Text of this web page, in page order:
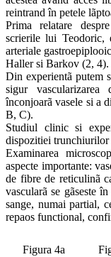
reintrand în petele
Prima relatare
scrierile lui Teodoric,
arteriale
Haller si Barkov (2, 4).
Din experientã putem
sigur
înconjoarã vasele si a
B, C).
Studiul clinic si
dispozitiei trunchiurilor
Examinarea
aspecte importante:
de fibre de reticulinã
vascularã se gãseste
sange, numai partial,
repaos functional,
Figura 4a